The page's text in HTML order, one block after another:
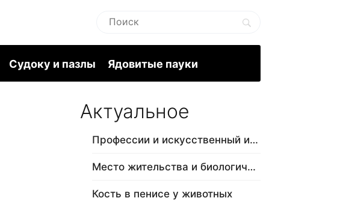
Судоку и пазлы Ядовитые пауки
Актуальное
Профессии и искусственный интеллект
Место жительства и биологический в…
Кость в пенисе у животных